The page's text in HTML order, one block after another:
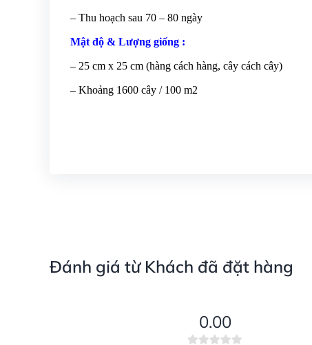
– Thu hoạch sau 70 – 80 ngày
Mật độ & Lượng giống :
– 25 cm x 25 cm (hàng cách hàng, cây cách cây)
– Khoảng 1600 cây / 100 m2
Đánh giá từ Khách đã đặt hàng
0.00